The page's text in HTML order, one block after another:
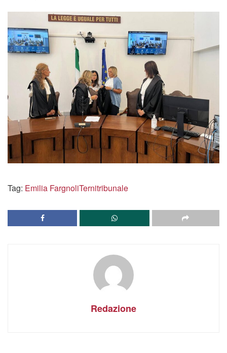
Tag: Emilia FargnoliTernitribunale
Redazione